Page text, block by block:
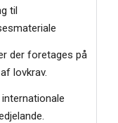
til
der foretages på
lovkrav.